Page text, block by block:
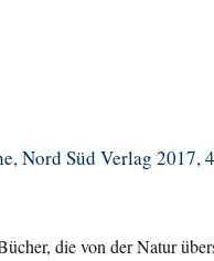
Nord Süd Verlag 2017,
die von der Natur